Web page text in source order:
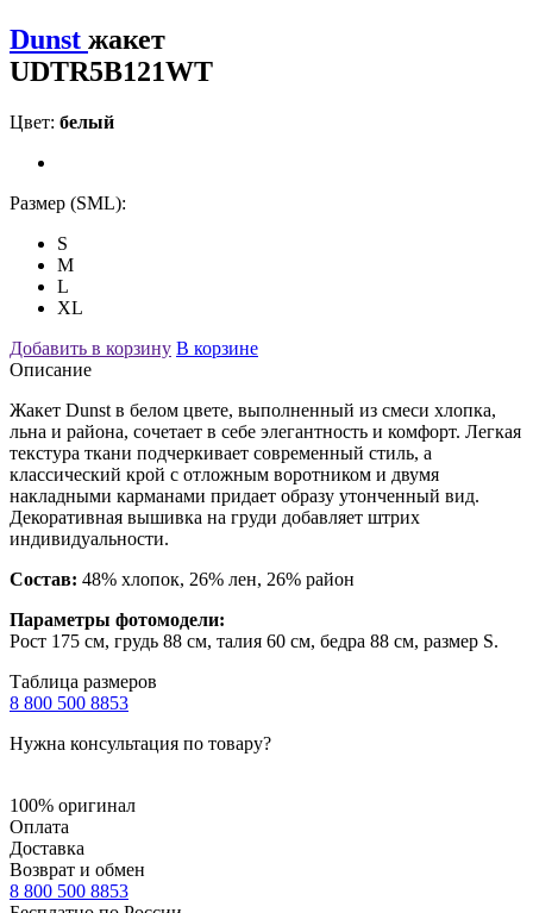
Dunst жакет
UDTR5B121WT
Цвет: белый
Размер (SML):
S
M
L
XL
Добавить в корзину В корзине
Описание
Жакет Dunst в белом цвете, выполненный из смеси хлопка,
льна и района, сочетает в себе элегантность и комфорт. Легкая
текстура ткани подчеркивает современный стиль, а
классический крой с отложным воротником и двумя
накладными карманами придает образу утонченный вид.
Декоративная вышивка на груди добавляет штрих
индивидуальности.
Состав: 48% хлопок, 26% лен, 26% район
Параметры фотомодели:
Рост 175 см, грудь 88 см, талия 60 см, бедра 88 см, размер S.
Таблица размеров
8 800 500 8853
Нужна консультация по товару?
100% оригинал
Оплата
Доставка
Возврат и обмен
8 800 500 8853